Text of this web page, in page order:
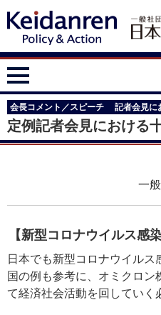
会長コメント／スピーチ 記者会見に
定例記者会見における
一
【新型コロナウイルス感
日本でも新型コロナウイル
国の例も参考に、オミクロン
て経済社会活動を回していく